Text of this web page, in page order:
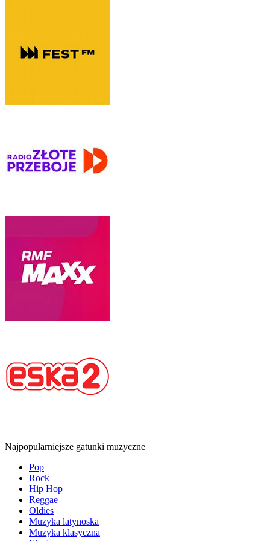
Najpopularniejsze gatunki muzyczne
Pop
Rock
Hip Hop
Reggae
Oldies
Muzyka latynoska
Muzyka klasyczna